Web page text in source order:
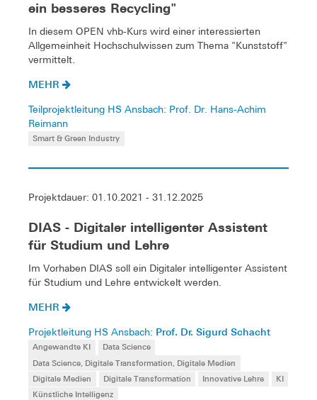
ein besseres Recycling"
In diesem OPEN vhb-Kurs wird einer interessierten
Allgemeinheit Hochschulwissen zum Thema "Kunststoff"
vermittelt.
MEHR
Teilprojektleitung HS Ansbach: Prof. Dr. Hans-Achim
Reimann
Smart & Green Industry
Projektdauer: 01.10.2021 - 31.12.2025
DIAS - Digitaler intelligenter Assistent
für Studium und Lehre
Im Vorhaben DIAS soll ein Digitaler intelligenter Assistent
für Studium und Lehre entwickelt werden.
MEHR
Projektleitung HS Ansbach: Prof. Dr. Sigurd Schacht
Angewandte KI
Data Science
Data Science, Digitale Transformation, Digitale Medien
Digitale Medien
Digitale Transformation Innovative Lehre
KI
Künstliche Intelligenz